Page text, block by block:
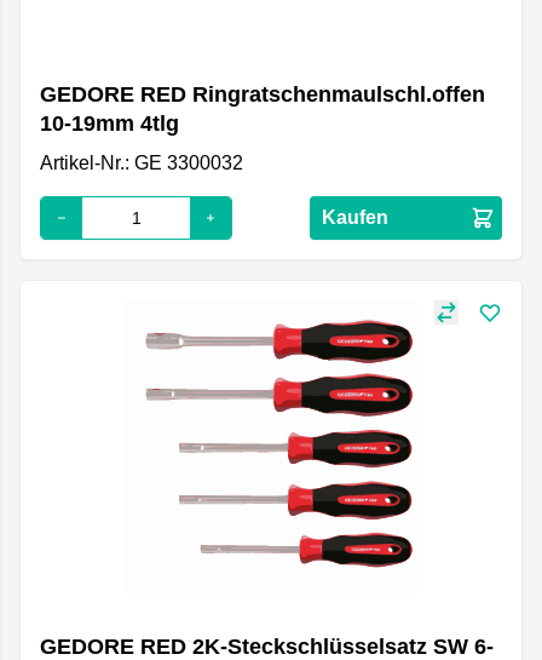
GEDORE RED Ringratschenmaulschl.offen
10-19mm 4tlg
Artikel-Nr.: GE 3300032
Kaufen
GEDORE RED 2K-Steckschlüsselsatz SW 6-